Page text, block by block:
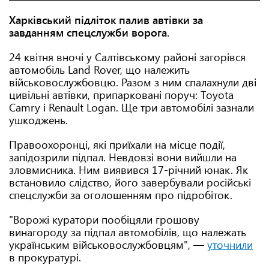
Харківський підліток палив автівки за
завданням спецслужби ворога.
24 квітня вночі у Салтівському районі загорівся
автомобіль Land Rover, що належить
військовослужбовцю. Разом з ним спалахнули дві
цивільні автівки, припарковані поруч: Тoyota
Camry і Renault Logan. Ще три автомобілі зазнали
ушкоджень.
Правоохоронці, які приїхали на місце події,
запідозрили підпал. Невдовзі вони вийшли на
зловмисника. Ним виявився 17-річний юнак. Як
встановило слідство, його завербували російські
спецслужби за оголошенням про підробіток.
"Ворожі куратори пообіцяли грошову
винагороду за підпал автомобілів, що належать
українським військовослужбовцям", — уточнили
в прокуратурі.